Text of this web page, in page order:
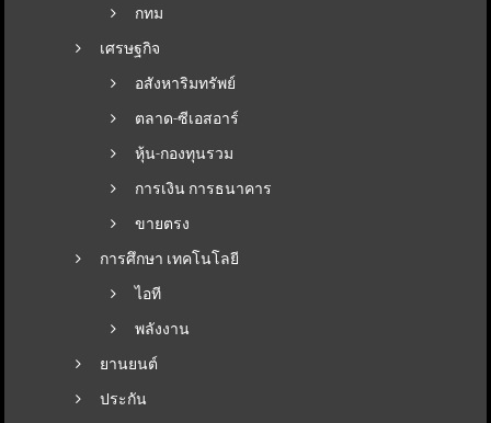
กทม
เศรษฐกิจ
อสังหาริมทรัพย์
ตลาด-ซีเอสอาร์
หุ้น-กองทุนรวม
การเงิน การธนาคาร
ขายตรง
การศึกษา เทคโนโลยี
ไอที
พลังงาน
ยานยนต์
ประกัน